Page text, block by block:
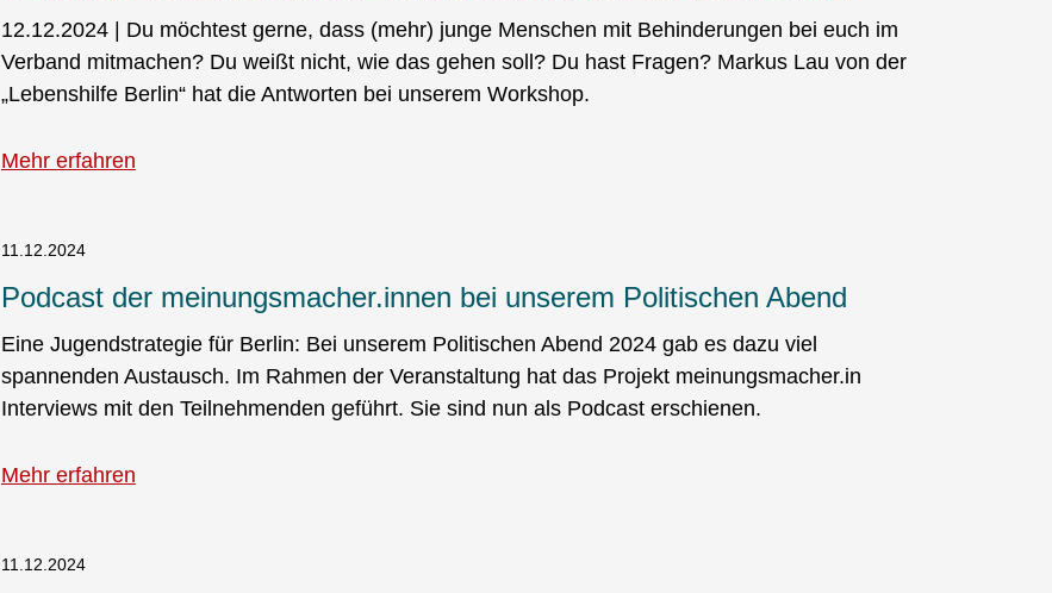
12.12.2024 | Du möchtest gerne, dass (mehr) junge Menschen mit Behinderungen bei euch im
Verband mitmachen? Du weißt nicht, wie das gehen soll? Du hast Fragen? Markus Lau von der
„Lebenshilfe Berlin“ hat die Antworten bei unserem Workshop.
Mehr erfahren
11.12.2024
Podcast der meinungsmacher.innen bei unserem Politischen Abend
Eine Jugendstrategie für Berlin: Bei unserem Politischen Abend 2024 gab es dazu viel
spannenden Austausch. Im Rahmen der Veranstaltung hat das Projekt meinungsmacher.in
Interviews mit den Teilnehmenden geführt. Sie sind nun als Podcast erschienen.
Mehr erfahren
11.12.2024